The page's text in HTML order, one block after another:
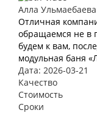
Алла Ульмаебаева
Отличная
обращаемся не в
будем к вам,
модульная баня
Дата: 2026-03-21
Качество
Стоимость
Сроки